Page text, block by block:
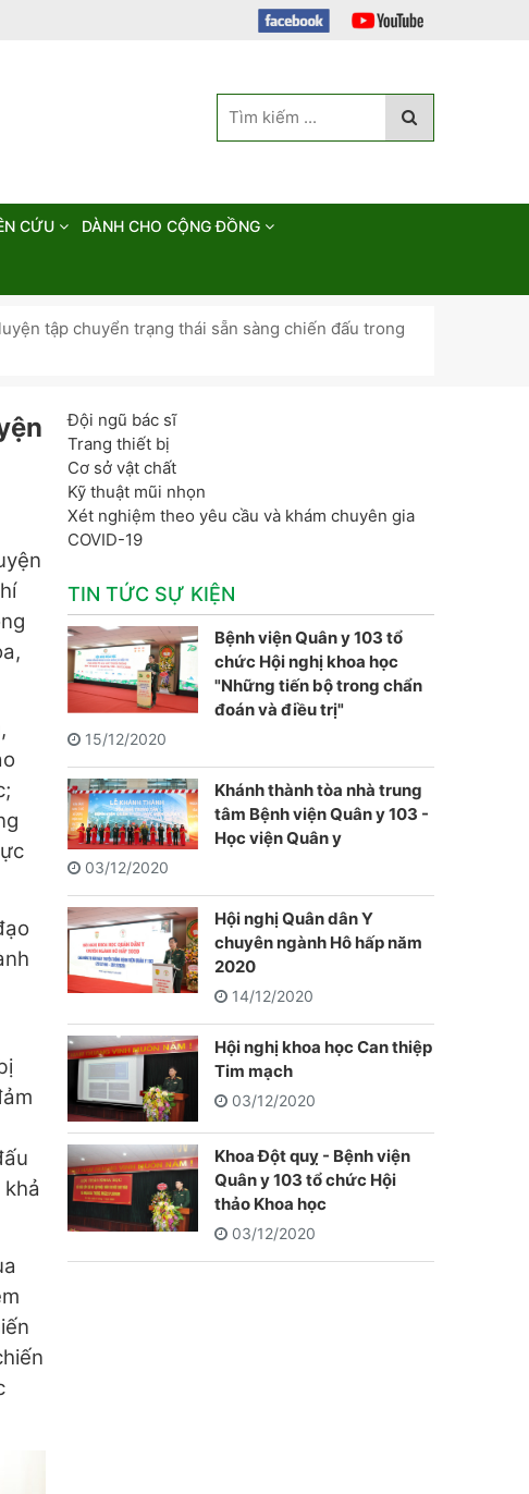
CỨU DÀNH CHO CỘNG ĐỒNG
tập chuyển trạng thái sẵn sàng chiến đấu trong
Đội ngũ bác sĩ
Trang thiết bị
Cơ sở vật chất
Kỹ thuật mũi nhọn
Xét nghiệm theo yêu cầu và khám chuyên gia
COVID-19
TIN TỨC SỰ KIỆN
Bệnh viện Quân y 103 tổ
chức Hội nghị khoa học
"Những tiến bộ trong chẩn
đoán và điều trị"
15/12/2020
Khánh thành tòa nhà trung
tâm Bệnh viện Quân y 103 -
Học viện Quân y
03/12/2020
Hội nghị Quân dân Y
chuyên ngành Hô hấp năm
2020
14/12/2020
Hội nghị khoa học Can thiệp
Tim mạch
03/12/2020
Khoa Đột quỵ - Bệnh viện
Quân y 103 tổ chức Hội
thảo Khoa học
03/12/2020